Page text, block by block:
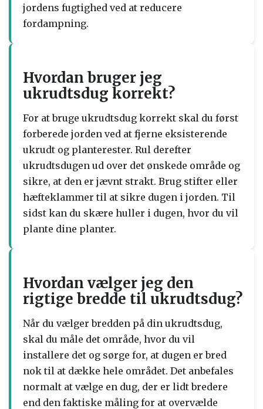
jordens fugtighed ved at reducere
fordampning.
Hvordan bruger jeg
ukrudtsdug korrekt?
For at bruge ukrudtsdug korrekt skal du først
forberede jorden ved at fjerne eksisterende
ukrudt og planterester. Rul derefter
ukrudtsdugen ud over det ønskede område og
sikre, at den er jævnt strakt. Brug stifter eller
hæfteklammer til at sikre dugen i jorden. Til
sidst kan du skære huller i dugen, hvor du vil
plante dine planter.
Hvordan vælger jeg den
rigtige bredde til ukrudtsdug?
Når du vælger bredden på din ukrudtsdug,
skal du måle det område, hvor du vil
installere det og sørge for, at dugen er bred
nok til at dække hele området. Det anbefales
normalt at vælge en dug, der er lidt bredere
end den faktiske måling for at overvælde